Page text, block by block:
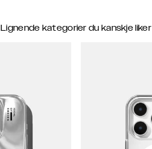
Lignende kategorier du kanskje liker